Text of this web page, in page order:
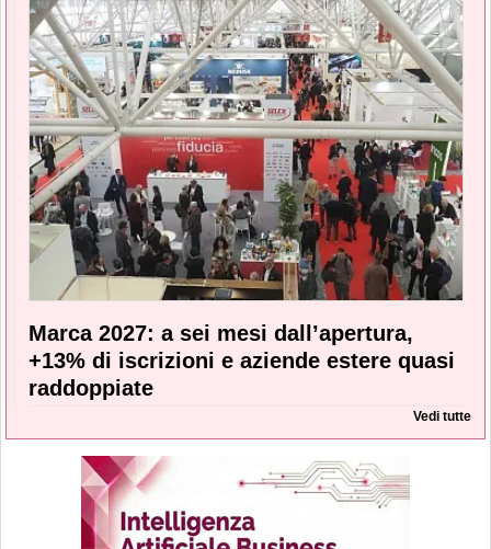
Marca 2027: a sei mesi dall’apertura,
+13% di iscrizioni e aziende estere quasi
raddoppiate
Vedi tutte